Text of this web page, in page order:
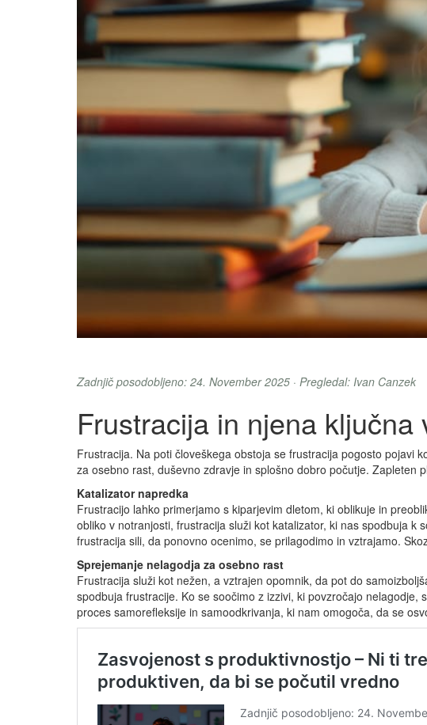
Zadnjič posodobljeno: 24. November 2025 · Pregledal: Ivan Canzek
Frustracija in njena
Frustracija. Na poti človeškega obstoja se frustracija pogosto pojavi
za osebno rast, duševno zdravje in splošno dobro počutje. Zapleten
Katalizator napredka
Frustracijo lahko primerjamo s kiparjevim dletom, ki oblikuje in
obliko v notranjosti, frustracija služi kot katalizator, ki nas spodbuja
frustracija sili, da ponovno ocenimo, se prilagodimo in vztrajamo.
Sprejemanje nelagodja za osebno rast
Frustracija služi kot nežen, a vztrajen opomnik, da pot do
spodbuja frustracije. Ko se soočimo z izzivi, ki povzročajo
proces samorefleksije in samoodkrivanja, ki nam omogoča, da se